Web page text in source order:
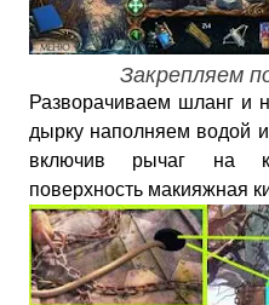
Закрепляем
Разворачиваем шланг и
дырку наполняем водой
включив рычаг на
поверхность макияжная